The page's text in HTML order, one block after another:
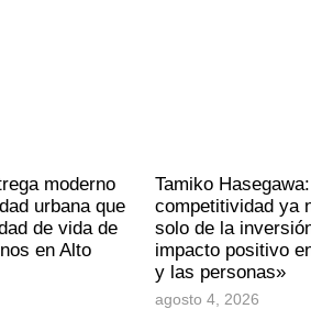
moderno
urbana que
de vida de
en Alto
Tamiko
competitividad ya
solo de la
impacto positivo
y las personas»
agosto 4, 2026